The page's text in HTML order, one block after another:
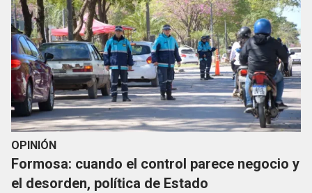
OPINIÓN
Formosa: cuando el control parece negocio y
el desorden, política de Estado